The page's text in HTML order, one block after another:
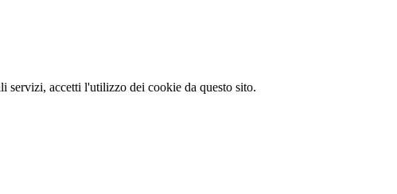
accetti l'utilizzo dei cookie da questo sito.